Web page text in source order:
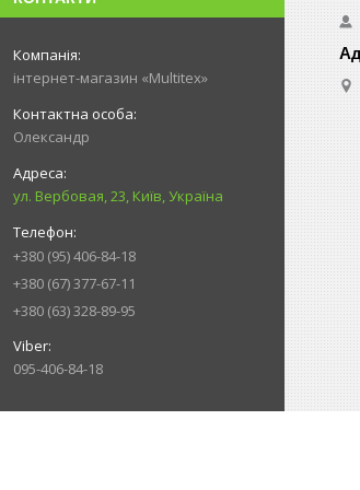
інтернет-магазин «Multitex»
Олександр
ул. Вербовая, 23, Київ, Україна
+380 (95) 406-84-18
+380 (67) 377-67-11
+380 (63) 328-89-95
095-406-84-18